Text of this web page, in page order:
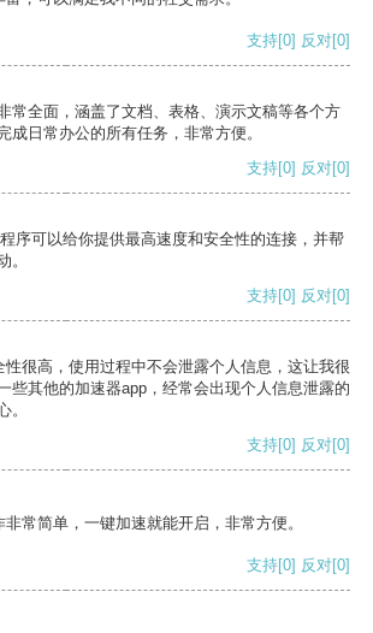
支持[0] 反对[0]
常全面，涵盖了文档、表格、演示文稿等各个方
成日常办公的所有任务，非常方便。
支持[0] 反对[0]
序可以给你提供最高速度和安全性的连接，并帮
。
支持[0] 反对[0]
性很高，使用过程中不会泄露个人信息，这让我很
些其他的加速器app，经常会出现个人信息泄露的
。
支持[0] 反对[0]
常简单，一键加速就能开启，非常方便。
支持[0] 反对[0]